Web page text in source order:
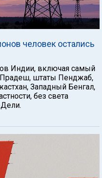
человек остались
Индии, включая самый
Прадеш, штаты Пенджаб,
Западный Бенгал,
без света